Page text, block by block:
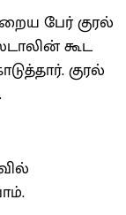
பேர் குரல்
கூட
குரல்